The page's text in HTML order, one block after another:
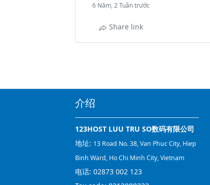
6 Năm, 2 Tuần trước
Share link
介绍
123HOST LUU TRU SO数码有限公司
地址: 13 Road No. 38, Van Phuc City, Hiep
Binh Ward, Ho Chi Minh City, Vietnam
电话: 02873 002 123